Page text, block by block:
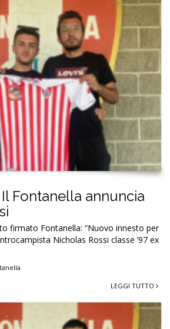
Fontanella annuncia
firmato Fontanella: “Nuovo innesto per
Nicholas Rossi classe ‘97 ex
LEGGI TUTTO